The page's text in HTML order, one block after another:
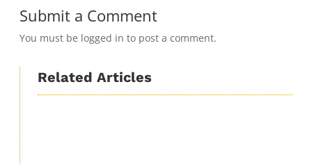
Submit a Comment
You must be logged in to post a comment.
Related Articles